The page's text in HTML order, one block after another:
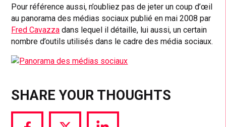
Pour référence aussi, n’oubliez pas de jeter un coup d’œil
au panorama des médias sociaux publié en mai 2008 par
Fred Cavazza dans lequel il détaille, lui aussi, un certain
nombre d’outils utilisés dans le cadre des média sociaux.
SHARE YOUR THOUGHTS